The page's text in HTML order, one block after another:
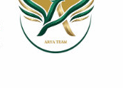
مشاور
محمدمهدی